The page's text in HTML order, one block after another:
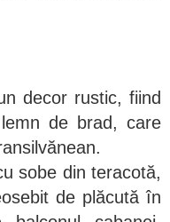
decor rustic, fiind
de brad, care
sobe din teracotă,
de plăcută în